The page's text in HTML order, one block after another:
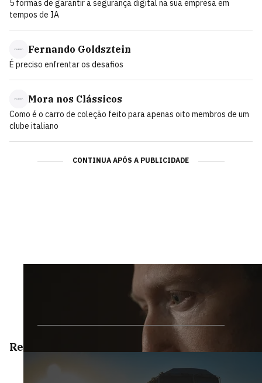
5 formas de garantir a segurança digital na sua empresa em
tempos de IA
Fernando Goldsztein
É preciso enfrentar os desafios
Mora nos Clássicos
Como é o carro de coleção feito para apenas oito membros de um
clube italiano
CONTINUA APÓS A PUBLICIDADE
Reportagens Especiais